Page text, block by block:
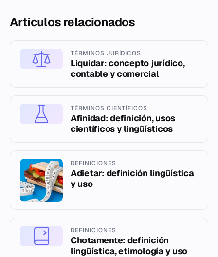
Artículos relacionados
TÉRMINOS JURÍDICOS
Liquidar: concepto jurídico,
contable y comercial
TÉRMINOS CIENTÍFICOS
Afinidad: definición, usos
científicos y lingüísticos
DEFINICIONES
Adietar: definición lingüística
y uso
DEFINICIONES
Chotamente: definición
lingüística, etimología y uso